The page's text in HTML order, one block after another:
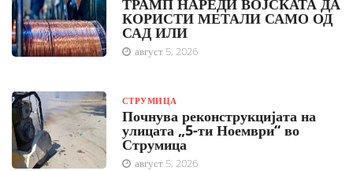
ТРАМП НАРЕДИ ВОЈСКАТА ДА
КОРИСТИ МЕТАЛИ САМО ОД
САД ИЛИ
август 5, 2026
СТРУМИЦА
Почнува реконструкцијата на
улицата „5-ти Ноември“ во
Струмица
август 5, 2026